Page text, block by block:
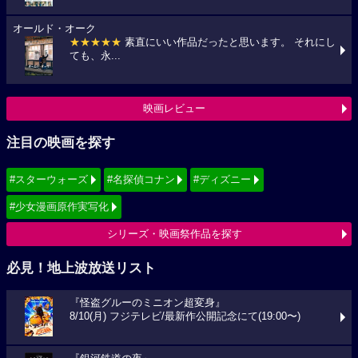
オールド・オーク
★★★★★ 素直にいい作品だったと思います。 それにし
ても、永...
映画レビュー
注目の映画を探す
#スターウォーズ #名探偵コナン #ディズニー
#少女漫画原作実写化
シリーズ・映画祭作品を探す
必見！地上波放送リスト
『怪盗グルーのミニオン超変身』
8/10(月) フジテレビ/最新作公開記念にて(19:00〜)